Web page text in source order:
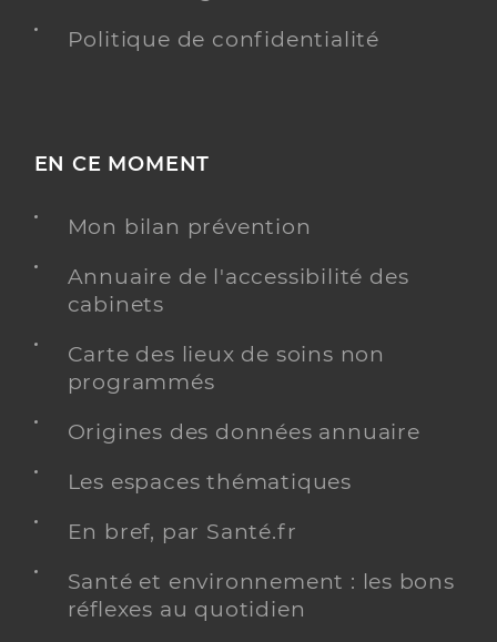
Politique de confidentialité
EN CE MOMENT
Mon bilan prévention
Annuaire de l'accessibilité des
cabinets
Carte des lieux de soins non
programmés
Origines des données annuaire
Les espaces thématiques
En bref, par Santé.fr
Santé et environnement : les bons
réflexes au quotidien